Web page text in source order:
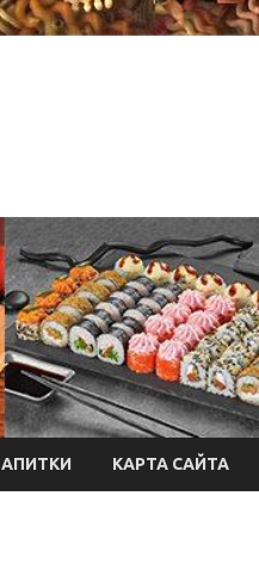
КАРТА САЙТА